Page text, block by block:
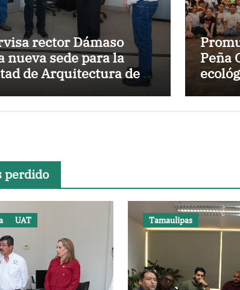
rector Dámaso
nueva sede para la
de Arquitectura de la
Peña
IRCA
perdido
UAT Tamaulipas